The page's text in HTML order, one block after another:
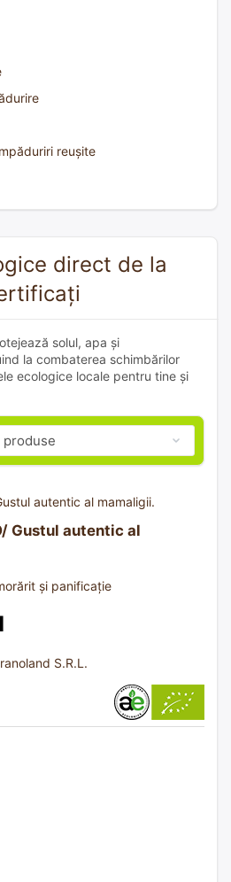
reușite
direct de la
solul, apa și
la combaterea schimbărilor
ecologice locale pentru tine și
Gustul autentic al
și panificație
S.R.L.